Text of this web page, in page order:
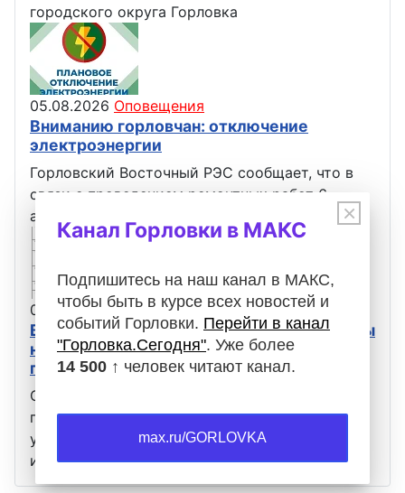
городского округа Горловка
05.08.2026 Оповещения
Вниманию горловчан: отключение
электроэнергии
Горловский Восточный РЭС сообщает, что в
связи с проведением ремонтных работ 6
августа с 09:00 до 16:00 не будет…
05.08.2026 Оповещения
Вниманию горловчан: график подачи воды
на август 2026 года в ряд населённых
пунктов Горловки
Обращаем ваше внимание, что время
появления воды в населённых пунктах,
указанных в таблице, зависит от удалённости
их…
×
Канал Горловки в МАКС
Подпишитесь на наш канал в МАКС,
чтобы быть в курсе всех новостей и
событий Горловки. Перейти в канал
"Горловка.Сегодня". Уже более
14 500 ↑ человек читают канал.
max.ru/GORLOVKA